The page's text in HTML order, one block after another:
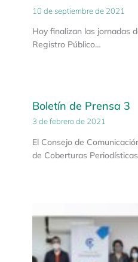
10 de septiembre de 2021
Hoy finalizan las jornadas
Registro Público…
Boletín de Prensa 3
3 de febrero de 2021
El Consejo de
de Coberturas